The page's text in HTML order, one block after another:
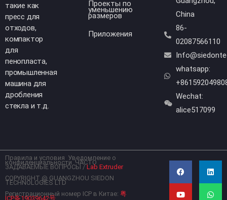
China
86-
02087566110
whatsapp:
Wechat:
alice517099
Проекты по
уменьшению
размеров
Приложения
такие как
пресс для
отходов,
компактор
для
пенопласта,
промышленная
машина для
дробления
стекла и т.д.
Правила и условия Уведомление о
конфиденциальности ЧАСТО
ЗАДАВАЕМЫЕ ВОПРОСЫ /Lab Extruder
COPYRIGHT @ GUANGZHOU SIEDON
TECHNOLOGIES LTD
Регистрационный номер ICP в Китае: 粤
ICP备19039642号
F
a
c
e
o
L
n
k
d
Y
o
u
t
b
W
a
t
a